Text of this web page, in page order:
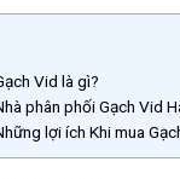
Vid là gì?
phân phối Gạch Vid
lợi ích Khi mua